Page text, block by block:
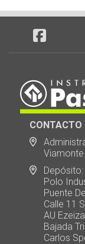
CONTACTO
Viamonte
Depósito:
Polo
Puente
Calle 11
AU Ezeiza
Bajada
Carlos